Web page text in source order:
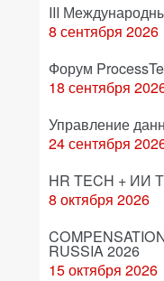
III
8 сентября 2026
Форум
18 сентября
Управление
24 сентября
HR TECH +
8 октября 2026
RUSSIA 2026
15 октября 2026